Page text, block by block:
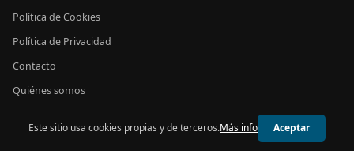
Política de Cookies
Política de Privacidad
Contacto
Quiénes somos
© 2026 24h Baleares
Este sitio usa cookies propias y de terceros.Más info Aceptar